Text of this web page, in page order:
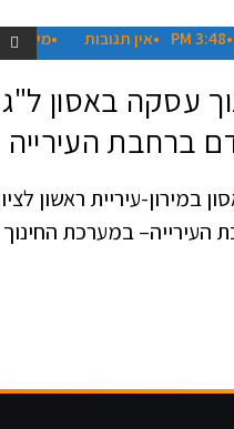
3:48 PM אין תגובות מיקי אלון
עסקה באסון
ברחבת העירייה
במירון-עיריית ראשון
במערכת החינוך